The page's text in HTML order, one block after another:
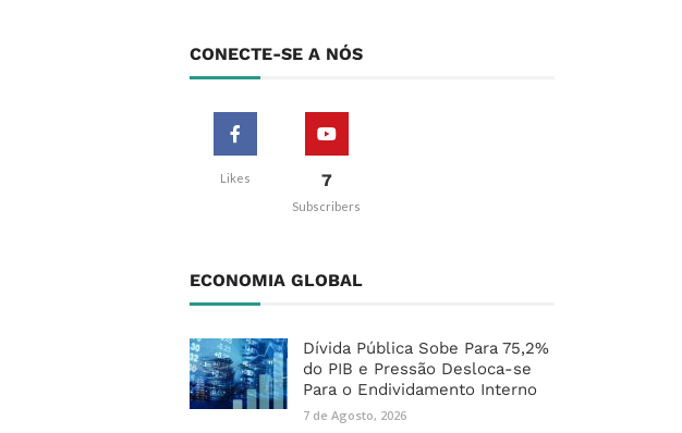
CONECTE-SE A NÓS
Likes 7
Subscribers
ECONOMIA GLOBAL
Dívida Pública Sobe Para 75,2%
do PIB e Pressão Desloca-se
Para o Endividamento Interno
7 de Agosto, 2026